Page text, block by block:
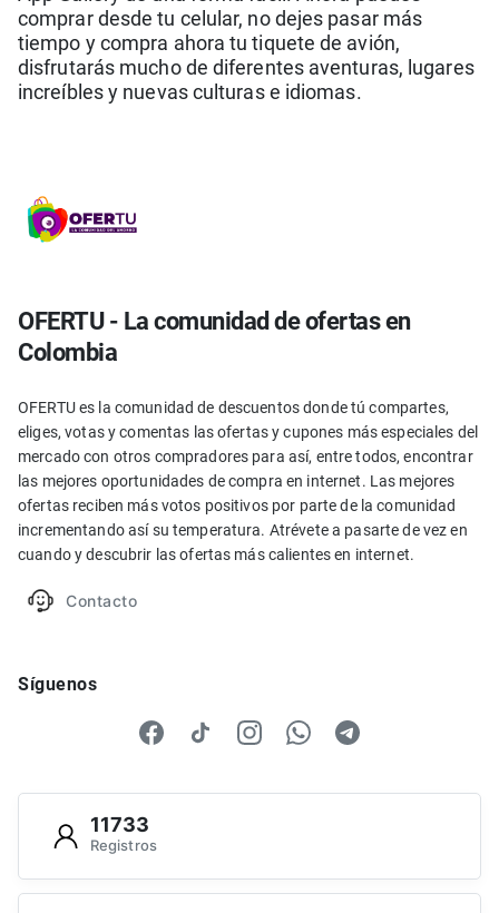
comprar desde tu celular, no dejes pasar más
tiempo y compra ahora tu tiquete de avión,
disfrutarás mucho de diferentes aventuras, lugares
increíbles y nuevas culturas e idiomas.
OFERTU - La comunidad de ofertas en
Colombia
OFERTU es la comunidad de descuentos donde tú compartes,
eliges, votas y comentas las ofertas y cupones más especiales del
mercado con otros compradores para así, entre todos, encontrar
las mejores oportunidades de compra en internet. Las mejores
ofertas reciben más votos positivos por parte de la comunidad
incrementando así su temperatura. Atrévete a pasarte de vez en
cuando y descubrir las ofertas más calientes en internet.
Contacto
Síguenos
11733
Registros